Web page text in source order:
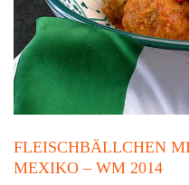
FLEISCHBÄLLCHEN
MEXIKO – WM 2014